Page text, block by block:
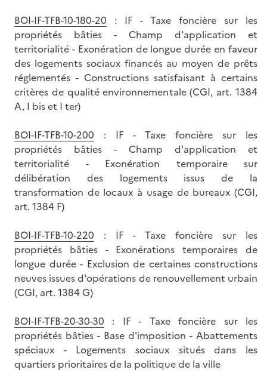
BOI-IF-TFB-10-180-20 : IF - Taxe foncière sur les
propriétés bâties - Champ d'application et
territorialité - Exonération de longue durée en faveur
des logements sociaux financés au moyen de prêts
réglementés - Constructions satisfaisant à certains
critères de qualité environnementale (CGI, art. 1384
A, I bis et I ter)
BOI-IF-TFB-10-200 : IF - Taxe foncière sur les
propriétés bâties - Champ d'application et
territorialité - Exonération temporaire sur
délibération des logements issus de la
transformation de locaux à usage de bureaux (CGI,
art. 1384 F)
BOI-IF-TFB-10-220 : IF - Taxe foncière sur les
propriétés bâties - Exonérations temporaires de
longue durée - Exclusion de certaines constructions
neuves issues d'opérations de renouvellement urbain
(CGI, art. 1384 G)
BOI-IF-TFB-20-30-30 : IF - Taxe foncière sur les
propriétés bâties - Base d'imposition - Abattements
spéciaux - Logements sociaux situés dans les
quartiers prioritaires de la politique de la ville